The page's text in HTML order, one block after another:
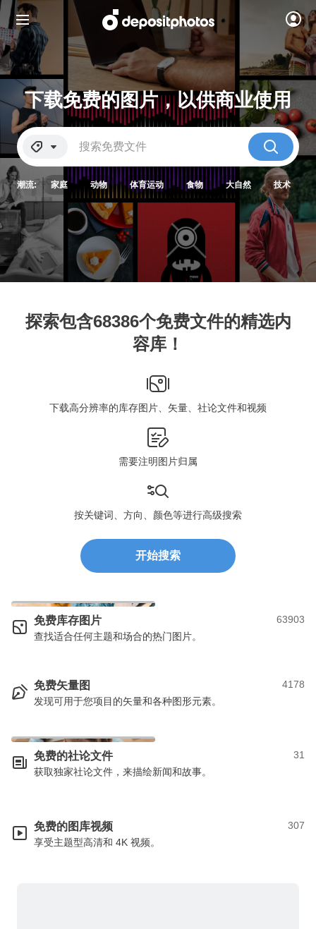
下载免费的图片，以供商业使用
潮流: 家庭 动物 体育运动 食物 大自然 技术
探索包含68386个免费文件的精选内
容库！
下载高分辨率的库存图片、矢量、社论文件和视频
需要注明图片归属
按关键词、方向、颜色等进行高级搜索
开始搜索
免费库存图片
63903
查找适合任何主题和场合的热门图片。
免费矢量图
4178
发现可用于您项目的矢量和各种图形元素。
免费的社论文件
31
获取独家社论文件，来描绘新闻和故事。
免费的图库视频
307
享受主题型高清和 4K 视频。